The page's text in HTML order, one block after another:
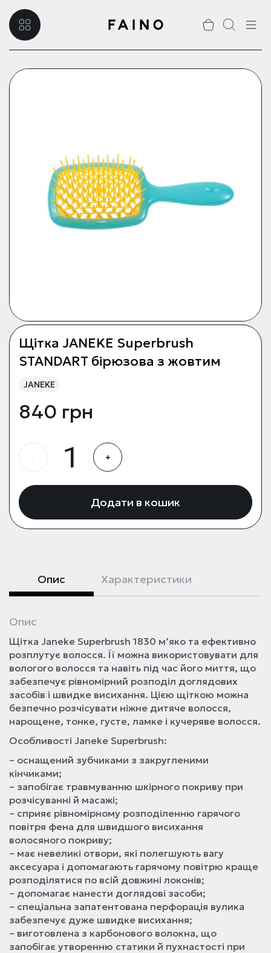
Щітка JANEKE Superbrush
STANDART бірюзова з жовтим
JANEKE
840 грн
+
Додати в кошик
Опис Характеристики
Опис
Щітка Janeke Superbrush 1830 м’яко та ефективно
розплутує волосся. Її можна використовувати для
вологого волосся та навіть під час його миття, що
забезпечує рівномірний розподіл доглядових
засобів і швидке висихання. Цією щіткою можна
безпечно розчісувати ніжне дитяче волосся,
нарощене, тонке, густе, ламке і кучеряве волосся.
Особливості Janeke Superbrush:
– оснащений зубчиками з закругленими
кінчиками;
– запобігає травмуванню шкірного покриву при
розчісуванні й масажі;
– сприяє рівномірному розподіленню гарячого
повітря фена для швидшого висихання
волосяного покриву;
– має невеликі отвори, які полегшують вагу
аксесуара і допомагають гарячому повітрю краще
розподілятися по всій довжині локонів;
– допомагає нанести доглядові засоби;
– спеціальна запатентована перфорація вулика
забезпечує дуже швидке висихання;
– виготовлена з карбонового волокна, що
запобігає утворенню статики й пухнастості при